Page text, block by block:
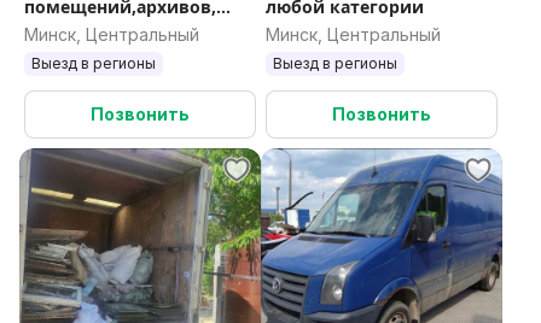
помещений,архивов,
переезд
Минск, Центральный
Выезд в регионы
Позвонить
любой категории
Минск, Центральный
Выезд в регионы
Позвонить